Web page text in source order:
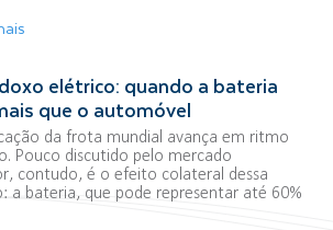
elétrico: quando a bateria
que o automóvel
da frota mundial avança em ritmo
Pouco discutido pelo mercado
contudo, é o efeito colateral dessa
a bateria, que pode representar até 60%